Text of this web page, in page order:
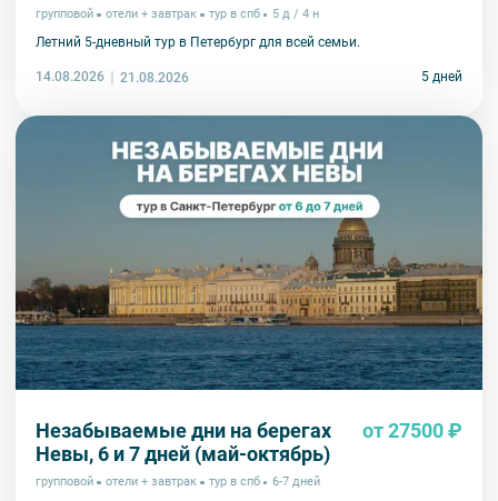
групповой отели + завтрак тур в спб 5 д / 4 н
Летний 5-дневный тур в Петербург для всей семьи.
14.08.2026 21.08.2026 5 дней
Незабываемые дни на берегах
Невы, 6 и 7 дней (май-октябрь)
от 27500 ₽
групповой отели + завтрак тур в спб 6-7 дней